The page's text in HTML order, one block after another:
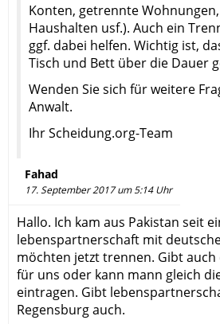
Konten, getrennte
Haushalten usf.). Auch ein
ggf. dabei helfen. Wichtig ist,
Tisch und Bett über die Dauer
Wenden Sie sich für weitere
Anwalt.
Ihr Scheidung.org-Team
Fahad
17. September 2017 um 5:14 Uhr
Hallo. Ich kam aus Pakistan seit
lebenspartnerschaft mit
möchten jetzt trennen. Gibt auch
für uns oder kann mann gleich
eintragen. Gibt
Regensburg auch.